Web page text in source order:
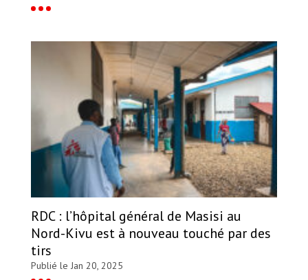
RDC : l’hôpital général de Masisi au
Nord-Kivu est à nouveau touché par des
tirs
Publié le Jan 20, 2025